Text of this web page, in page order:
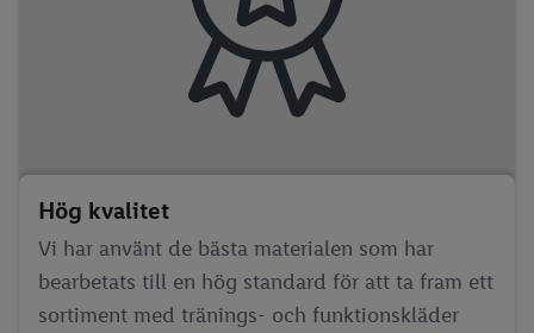
Hög kvalitet
Vi har använt de bästa materialen som har
bearbetats till en hög standard för att ta fram ett
sortiment med tränings- och funktionskläder